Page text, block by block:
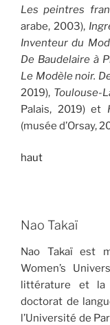
Les peintres
arabe, 2003),
Inventeur du
De Baudelaire à
Le Modèle noir.
2019), Toulouse-
Palais, 2019) et
(musée d’Orsay,
haut
Nao Takaï
Nao Takaï est
Women’s
littérature et la
doctorat de
l’Université de